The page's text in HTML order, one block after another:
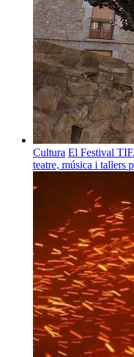
Cultura El Festival
teatre, música i tallers